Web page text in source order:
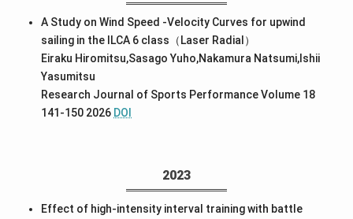
A Study on Wind Speed -Velocity Curves for upwind
sailing in the ILCA 6 class（Laser Radial）
Eiraku Hiromitsu,Sasago Yuho,Nakamura Natsumi,Ishii
Yasumitsu
Research Journal of Sports Performance Volume 18
141-150 2026 DOI
2023
Effect of high-intensity interval training with battle